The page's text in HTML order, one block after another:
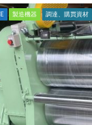
製造機器 調達、購買資材